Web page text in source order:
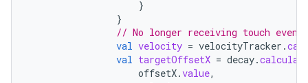
}
}
// No longer receiving touch
val velocity = velocityTracker .
val targetOffsetX = decay.
offsetX.value,